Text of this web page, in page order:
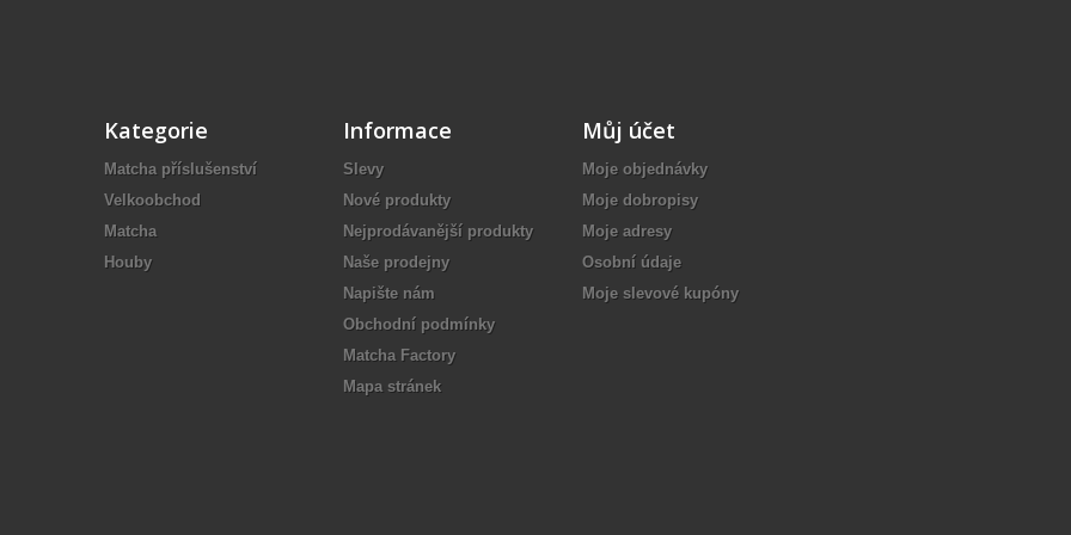
Kategorie
Matcha příslušenství
Velkoobchod
Matcha
Houby
Informace
Slevy
Nové produkty
Nejprodávanější produkty
Naše prodejny
Napište nám
Obchodní podmínky
Matcha Factory
Mapa stránek
Můj účet
Moje objednávky
Moje dobropisy
Moje adresy
Osobní údaje
Moje slevové kupóny